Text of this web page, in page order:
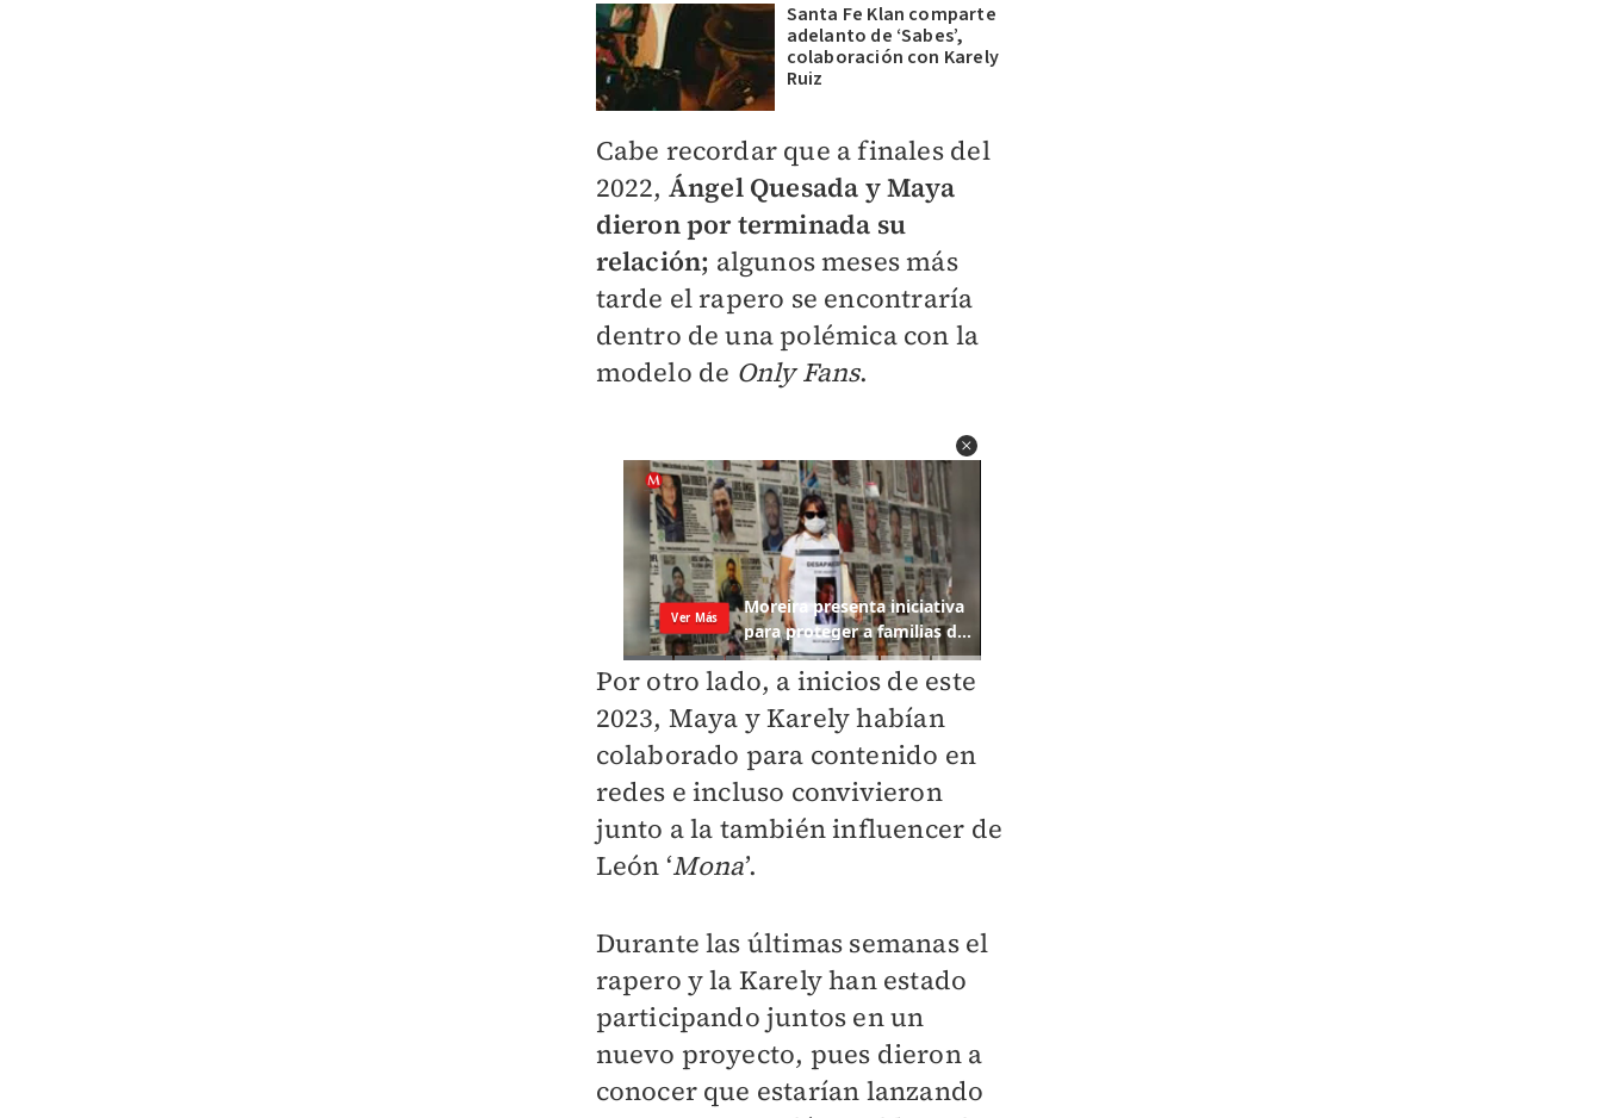
Santa Fe Klan comparte
adelanto de ‘Sabes’,
colaboración con Karely
Ruiz
Cabe recordar que a finales del
2022, Ángel Quesada y Maya
dieron por terminada su
relación; algunos meses más
tarde el rapero se encontraría
dentro de una polémica con la
modelo de Only Fans.
Por otro lado, a inicios de este
2023, Maya y Karely habían
colaborado para contenido en
redes e incluso convivieron
junto a la también influencer de
León ‘Mona’.
Durante las últimas semanas el
rapero y la Karely han estado
participando juntos en un
nuevo proyecto, pues dieron a
conocer que estarían lanzando